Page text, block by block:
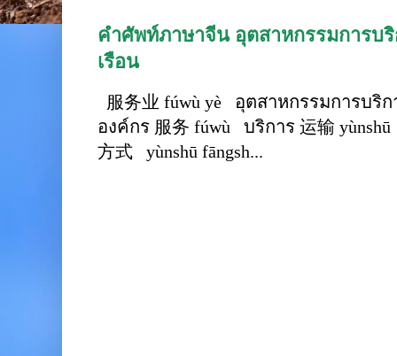
คำศัพท์ภาษาจีน อุตสาหกรรมการบ
เรือน
服务业 fúwù yè อุตสาหกรรมการบริ
องค์กร 服务 fúwù บริการ 运输
方式 yùnshū fāngsh...